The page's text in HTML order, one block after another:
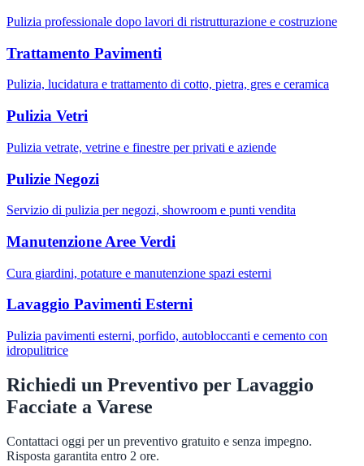
Pulizia professionale dopo lavori di ristrutturazione e costruzione
Trattamento Pavimenti
Pulizia, lucidatura e trattamento di cotto, pietra, gres e ceramica
Pulizia Vetri
Pulizia vetrate, vetrine e finestre per privati e aziende
Pulizie Negozi
Servizio di pulizia per negozi, showroom e punti vendita
Manutenzione Aree Verdi
Cura giardini, potature e manutenzione spazi esterni
Lavaggio Pavimenti Esterni
Pulizia pavimenti esterni, porfido, autobloccanti e cemento con
idropulitrice
Richiedi un Preventivo per Lavaggio
Facciate a Varese
Contattaci oggi per un preventivo gratuito e senza impegno.
Risposta garantita entro 2 ore.